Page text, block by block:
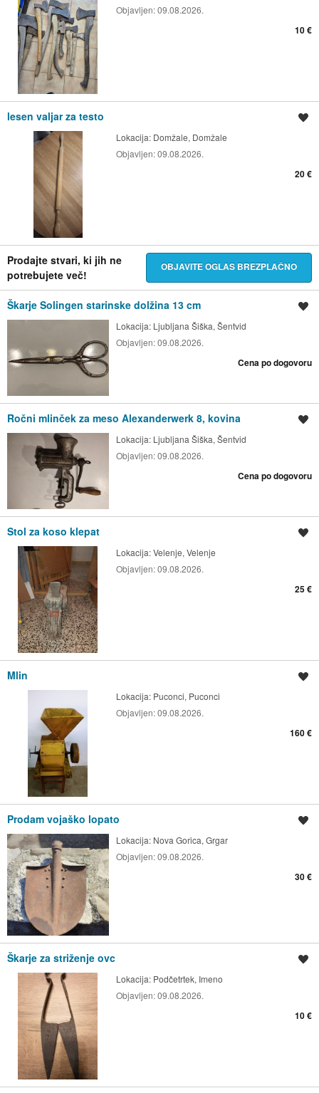
Objavljen:09.08.2026.
10 €
lesen valjar za testo
Lokacija: Domžale, Domžale
Objavljen:09.08.2026.
20 €
Prodajte stvari, ki jih ne
potrebujete več!
OBJAVITE OGLAS BREZPLAČNO
Škarje Solingen starinske dolžina 13 cm
Lokacija: Ljubljana Šiška, Šentvid
Objavljen:09.08.2026.
Cena po dogovoru
Ročni mlinček za meso Alexanderwerk 8, kovina
Lokacija: Ljubljana Šiška, Šentvid
Objavljen:09.08.2026.
Cena po dogovoru
Stol za koso klepat
Lokacija:Velenje, Velenje
Objavljen:09.08.2026.
25 €
Mlin
Lokacija: Puconci, Puconci
Objavljen:09.08.2026.
160 €
Prodam vojaško lopato
Lokacija: Nova Gorica, Grgar
Objavljen:09.08.2026.
30 €
Škarje za striženje ovc
Lokacija: Podčetrtek, Imeno
Objavljen:09.08.2026.
10 €